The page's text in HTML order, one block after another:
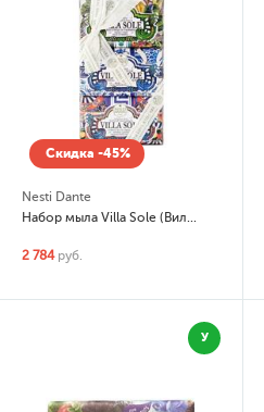
Скидка -45%
Nesti Dante
Набор мыла Villa Sole (Вилла Солнце)
2 784 руб.
У